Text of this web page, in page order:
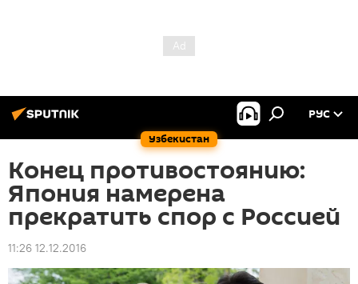
Узбекистан
РУС
Конец противостоянию:
Япония намерена
прекратить спор с Россией
11:26 12.12.2016